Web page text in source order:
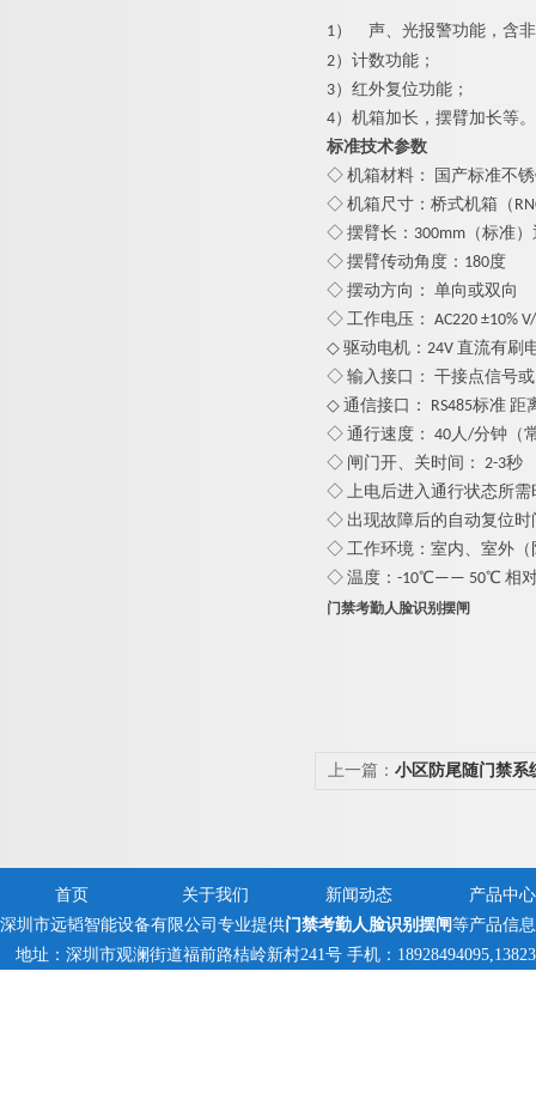
1）
声、光报警功能，含
2）计数功能；
3）红外复位功能；
4）机箱加长，摆臂加长等。
标准技术参数
◇ 机箱材料： 国产标准不
◇ 机箱尺寸：桥式机箱（
◇ 摆臂长： 300mm（标准）
◇ 摆臂传动角度：180度
◇ 摆动方向： 单向或双向
◇ 工作电压： AC220 ±10% V/
◇ 驱动电机：24V 直流有刷
◇ 输入接口： 干接点信号或
◇ 通信接口： RS485标准 距
◇ 通行速度： 40人/分钟（
◇ 闸门开、关时间： 2-3秒
◇ 上电后进入通行状态所需
◇ 出现故障后的自动复位时
◇ 工作环境：室内、室外（
◇ 温度：-10℃—— 50℃ 相对
门禁考勤人脸识别摆闸
上一篇： 小区防尾随门禁系
首页 关于我们 新闻动态
产品中心
深圳市远韬智能设备有限公司专业提供门禁考勤人脸识别摆闸等产品信
地址：深圳市观澜街道福前路桔岭新村241号 手机：